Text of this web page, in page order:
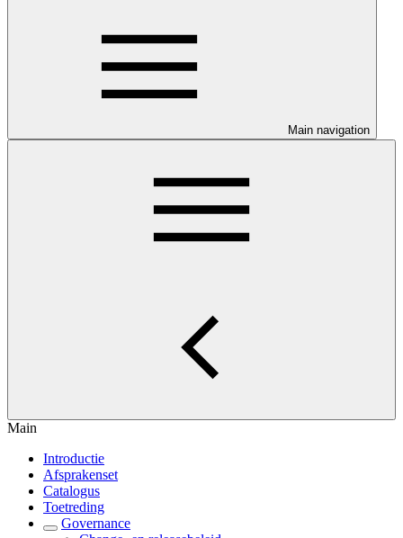
Main navigation
Main
Introductie
Afsprakenset
Catalogus
Toetreding
Governance